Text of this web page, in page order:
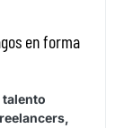
en forma
talento